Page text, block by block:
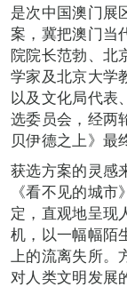
是次中国澳门展
案，冀把澳门当
院院长范勃、北
学家及北京大学
以及文化局代表
选委员会，经两
贝伊德之上》最
获选方案的灵感
《看不见的城
定，直观地呈现
机，以一幅幅陌
上的流离失所。
对人类文明发展